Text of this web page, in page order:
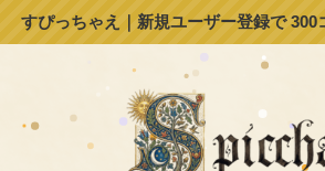
すぴっちゃえ｜新規ユーザー登録で 300